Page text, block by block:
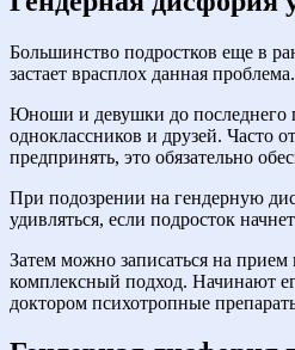
Большинство подростков еще в
застает врасплох данная проблема.
Юноши и девушки до последнего
одноклассников и друзей. Часто
предпринять, это обязательно
При подозрении на гендерную
удивляться, если подросток
Затем можно записаться на
комплексный подход. Начинают
доктором психотропные